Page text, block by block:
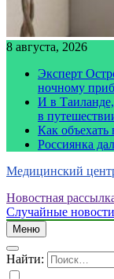
8 августа, 2026
Эксперт
ночному
И в
в
Как
Россиянка
Медицинский
Новостная
Случайные новости
Меню
Найти: